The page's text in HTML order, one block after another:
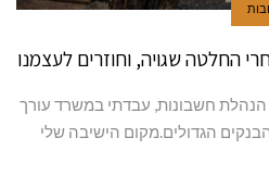
החלטה שגויה, וחוזרים לעצמנו
הנהלת חשבונות, עבדתי במשרד עורך
הגדולים.מקום הישיבה שלי